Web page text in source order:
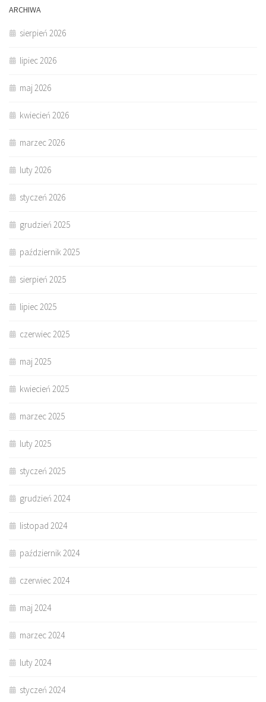
ARCHIWA
sierpień 2026
lipiec 2026
maj 2026
kwiecień 2026
marzec 2026
luty 2026
styczeń 2026
grudzień 2025
październik 2025
sierpień 2025
lipiec 2025
czerwiec 2025
maj 2025
kwiecień 2025
marzec 2025
luty 2025
styczeń 2025
grudzień 2024
listopad 2024
październik 2024
czerwiec 2024
maj 2024
marzec 2024
luty 2024
styczeń 2024